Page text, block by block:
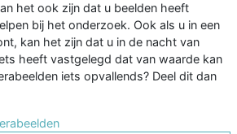
het ook zijn dat u beelden heeft
bij het onderzoek. Ook als u in een
kan het zijn dat u in de nacht van
heeft vastgelegd dat van waarde kan
iets opvallends? Deel dit dan